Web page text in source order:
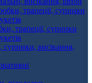
трапеції, супники